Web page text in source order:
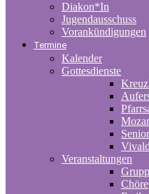
Diakon*In
Jugendausschuss
Vorankündigungen
Termine
Kalender
Gottesdienste
Veranstaltungen
Chöre